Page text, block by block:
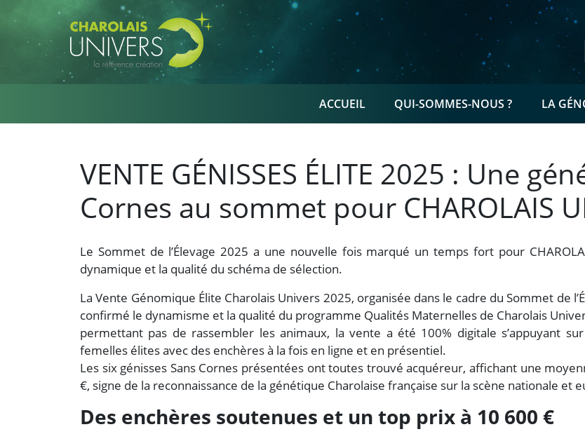
Aller au contenu principal
NAVIGATION PRINCIPALE
ACCUEIL QUI-SOMMES-NOUS ? LA
VENTE GÉNISSES ÉLITE 2025 : Une
Cornes au sommet pour CHAROLAIS
Le Sommet de l’Élevage 2025 a une nouvelle fois marqué un temps fort pour
dynamique et la qualité du schéma de sélection.
La Vente Génomique Élite Charolais Univers 2025, organisée dans le cadre du Sommet de
confirmé le dynamisme et la qualité du programme Qualités Maternelles de Charolais
permettant pas de rassembler les animaux, la vente a été 100% digitale s’appuyant
femelles élites avec des enchères à la fois en ligne et en présentiel.
Les six génisses Sans Cornes présentées ont toutes trouvé acquéreur, affichant une
€, signe de la reconnaissance de la génétique Charolaise française sur la scène nationale et
Des enchères soutenues et un top prix à 10 600 €